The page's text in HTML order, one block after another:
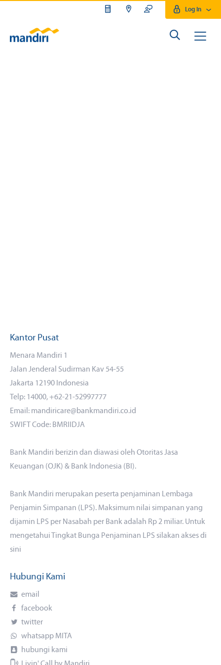
Log In
Kantor Pusat
Menara Mandiri 1
Jalan Jenderal Sudirman Kav 54-55
Jakarta 12190 Indonesia
Telp: 14000, +62-21-52997777
Email: mandiricare@bankmandiri.co.id
SWIFT Code: BMRIIDJA
Bank Mandiri berizin dan diawasi oleh Otoritas Jasa
Keuangan (OJK) & Bank Indonesia (BI).
Bank Mandiri merupakan peserta penjaminan Lembaga
Penjamin Simpanan (LPS). Maksimum nilai simpanan yang
dijamin LPS per Nasabah per Bank adalah Rp 2 miliar. Untuk
mengetahui Tingkat Bunga Penjaminan LPS silakan aksesdi
sini
Hubungi Kami
email
facebook
twitter
whatsapp MITA
hubungi kami